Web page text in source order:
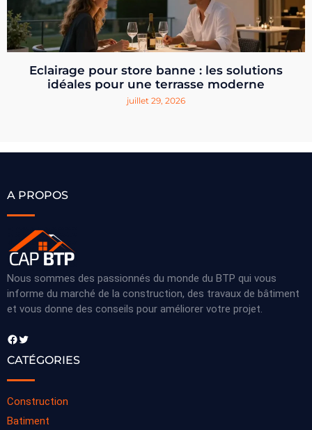
Eclairage pour store banne : les solutions
idéales pour une terrasse moderne
juillet 29, 2026
A PROPOS
Nous sommes des passionnés du monde du BTP qui vous
informe du marché de la construction, des travaux de bâtiment
et vous donne des conseils pour améliorer votre projet.
Facebook Twitter
CATÉGORIES
Construction
Batiment